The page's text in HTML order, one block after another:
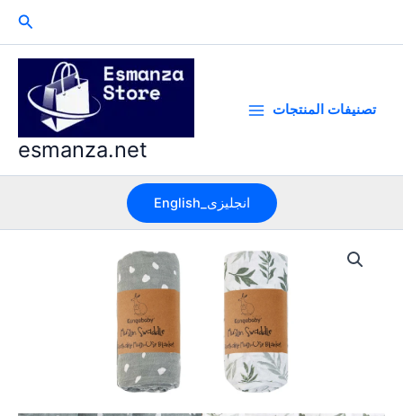
Search
esmanza.net
تصنيفات المنتجات
English_انجليزى